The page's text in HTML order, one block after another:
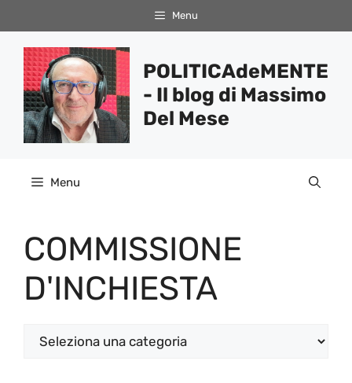
al
contenuto
Menu
POLITICAdeMENTE
- Il blog di Massimo
Del Mese
Menu
COMMISSIONE
D'INCHIESTA
Categorie